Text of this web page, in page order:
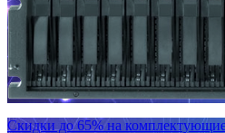
Скидки до 65% на